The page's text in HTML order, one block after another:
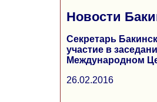
Новости
Секретарь
участие в
Международном
26.02.2016